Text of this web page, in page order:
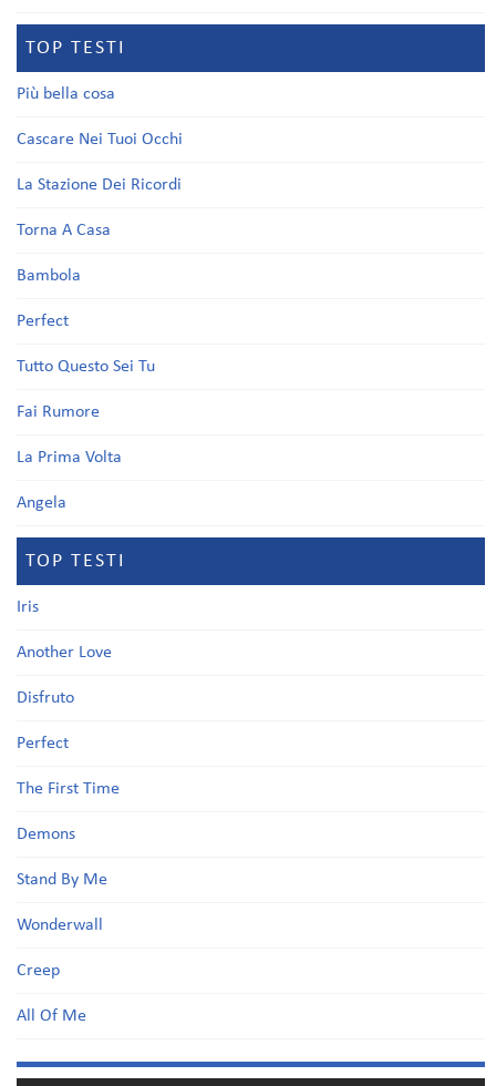
TOP TESTI
Più bella cosa
Cascare Nei Tuoi Occhi
La Stazione Dei Ricordi
Torna A Casa
Bambola
Perfect
Tutto Questo Sei Tu
Fai Rumore
La Prima Volta
Angela
TOP TESTI
Iris
Another Love
Disfruto
Perfect
The First Time
Demons
Stand By Me
Wonderwall
Creep
All Of Me